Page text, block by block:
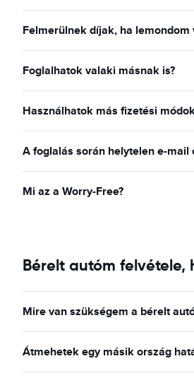
Felmerülnek díjak, ha
Foglalhatok valaki másnak is?
Használhatok más fizetési
A foglalás során helytelen e-
Mi az a Worry-Free?
Bérelt autóm felvétele,
Mire van szükségem a bérelt
Átmehetek egy másik ország